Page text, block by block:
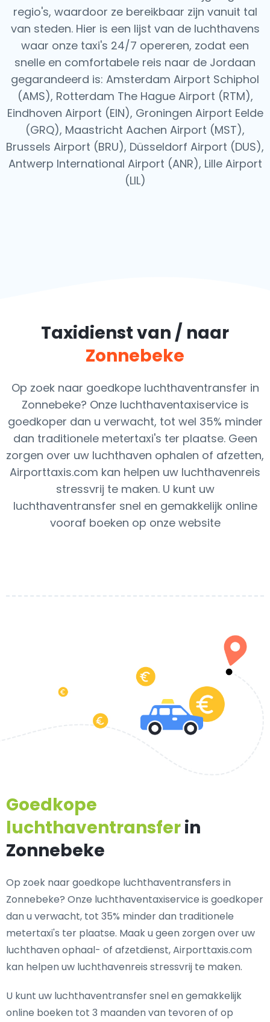
regio's, waardoor ze bereikbaar zijn vanuit tal
van steden. Hier is een lijst van de luchthavens
waar onze taxi's 24/7 opereren, zodat een
snelle en comfortabele reis naar de Jordaan
gegarandeerd is: Amsterdam Airport Schiphol
(AMS), Rotterdam The Hague Airport (RTM),
Eindhoven Airport (EIN), Groningen Airport Eelde
(GRQ), Maastricht Aachen Airport (MST),
Brussels Airport (BRU), Düsseldorf Airport (DUS),
Antwerp International Airport (ANR), Lille Airport
(LIL)
Taxidienst van / naar
Zonnebeke
Op zoek naar goedkope luchthaventransfer in
Zonnebeke? Onze luchthaventaxiservice is
goedkoper dan u verwacht, tot wel 35% minder
dan traditionele metertaxi's ter plaatse. Geen
zorgen over uw luchthaven ophalen of afzetten,
Airporttaxis.com kan helpen uw luchthavenreis
stressvrij te maken. U kunt uw
luchthaventransfer snel en gemakkelijk online
vooraf boeken op onze website
Goedkope
luchthaventransferin
Zonnebeke
Op zoek naar goedkope luchthaventransfers in
Zonnebeke? Onze luchthaventaxiservice is goedkoper
dan u verwacht, tot 35% minder dan traditionele
metertaxi's ter plaatse. Maak u geen zorgen over uw
luchthaven ophaal- of afzetdienst, Airporttaxis.com
kan helpen uw luchthavenreis stressvrij te maken.
U kunt uw luchthaventransfer snel en gemakkelijk
online boeken tot 3 maanden van tevoren of op